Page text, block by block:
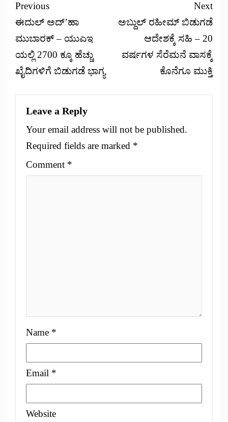
Previous
ಈದುಲ್ ಅದ್’ಹಾ
ಮುಬಾರಕ್ – ಯುಎಇ
ಯಲ್ಲಿ 2700 ಕ್ಕೂ ಹೆಚ್ಚು
ಖೈದಿಗಳಿಗೆ ಬಿಡುಗಡೆ ಭಾಗ್ಯ
Next
ಅಬ್ದುಲ್ ರಹೀಮ್ ಬಿಡುಗಡೆ
ಆದೇಶಕ್ಕೆ ಸಹಿ – 20
ವರ್ಷಗಳ ಸೆರೆಮನೆ ವಾಸಕ್ಕೆ
ಕೊನೆಗೂ ಮುಕ್ತಿ
Leave a Reply
Your email address will not be published.
Required fields are marked *
Comment *
Name *
Email *
Website